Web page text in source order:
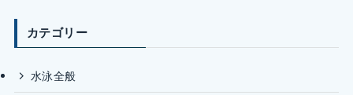
カテゴリー
水泳全般